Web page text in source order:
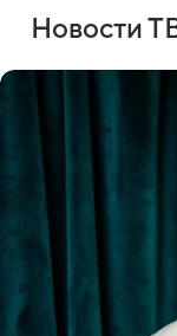
Новости